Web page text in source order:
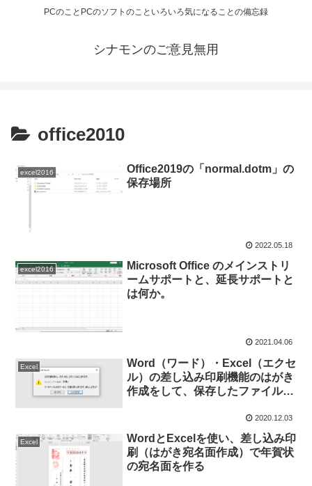
PCのことPCのソフトのこといろいろ気になることの備忘録
シナモンのご意見無用
office2010
excel2016
Office2019の「normal.dotm」の
保存場所
2022.05.18
excel2016
Microsoft Office のメインストリ
ームサポートと、延長サポートと
は何か。
2021.04.06
Excel
Word（ワード）・Excel（エクセ
ル）の差し込み印刷機能のはがき
作成をして、保存したファイルを
2020.12.03
Excel
WordとExcelを使い、差し込み印
刷（はがき宛名面作成）で年賀状
の宛名面を作る